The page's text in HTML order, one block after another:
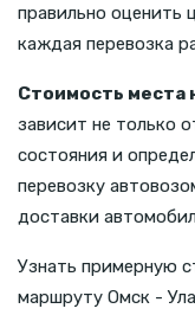
правильно оценить
каждая перевозка
Стоимость места
зависит не только
состояния и
перевозку
доставки
Узнать примерную
маршруту Омск -